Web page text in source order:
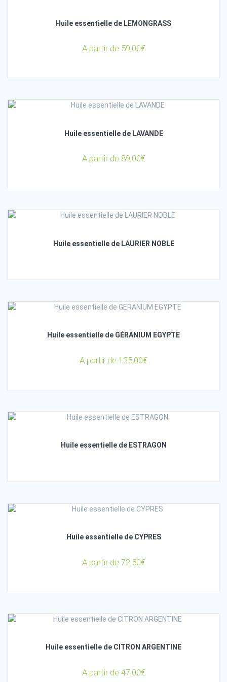
Huile essentielle de LEMONGRASS
A partir de 59,00€
Huile essentielle de LAVANDE
A partir de 89,00€
Huile essentielle de LAURIER NOBLE
Huile essentielle de GÉRANIUM EGYPTE
A partir de 135,00€
Huile essentielle de ESTRAGON
Huile essentielle de CYPRES
A partir de 72,50€
Huile essentielle de CITRON ARGENTINE
A partir de 47,00€